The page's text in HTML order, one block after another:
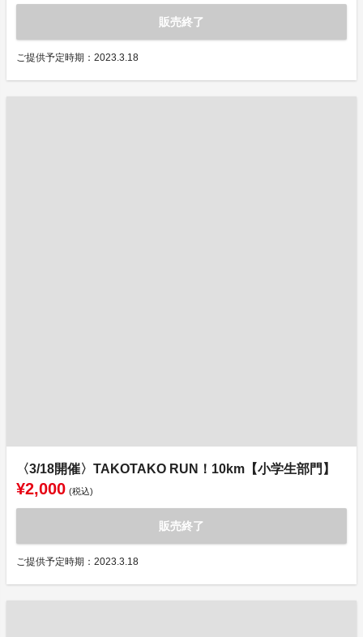
販売終了
ご提供予定時期：2023.3.18
〈3/18開催〉TAKOTAKO RUN！10km【小学生部門】
¥2,000 (税込)
販売終了
ご提供予定時期：2023.3.18